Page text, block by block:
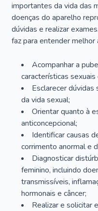
importantes da vida das
doenças do aparelho
dúvidas e realizar
faz para entender melhor
Acompanhar a
características sexuais
Esclarecer dúvidas
da vida sexual;
Orientar quanto à
anticoncepcional;
Identificar causas
corrimento anormal e
Diagnosticar
feminino, incluindo
transmissíveis,
hormonais e câncer;
Realizar e solicitar